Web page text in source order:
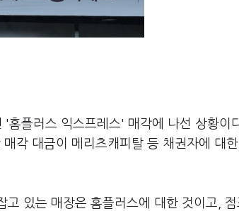
플러스 익스프레스' 매각에 나선 상황이
각 대금이 메리츠캐피탈 등 채권자에 대
있는 매장은 홈플러스에 대한 것이고, 점